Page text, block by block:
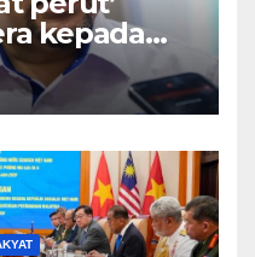
kepada
Wajdi